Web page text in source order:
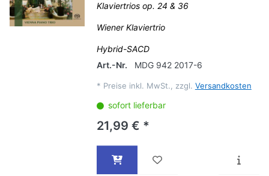
Klaviertrios op. 24 & 36
Wiener Klaviertrio
Hybrid-SACD
Art.-Nr.
MDG 942 2017-6
* Preise inkl. MwSt., zzgl. Versandkosten
sofort lieferbar
21,99 € *